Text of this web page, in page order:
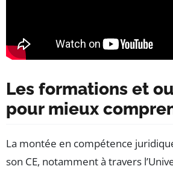
Les formations et
pour mieux
La montée en compétence
son CE, notamment à travers